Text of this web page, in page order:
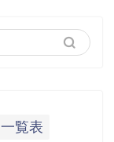
一覧表